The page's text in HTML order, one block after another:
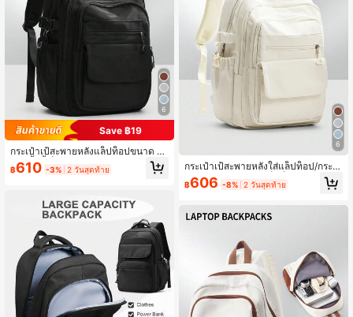
6
Save ฿19
กระเป๋าเป้สะพายหลังแล็ปท็อปขนาด 15
-17 นิ้วนี้เป็นแบบ ยูนิเซกส์ มีช่องซิปหล
ายช่อง น้ำหนักเบาและทนทาน เหมาะ
฿610 -3% 2 วันสุดท้าย
6
กระเป๋าเป้สะพายหลังใส่แล็ปท็อป/กระเป๋
าเป้คอมพิวเตอร์ ใส่แล็ปท็อปขนาด 15-
17 นิ้ว สำหรับทั้งผู้ชายและผู้หญิง มีช่อง
ทำให้เป็นตัวเลือกที่เหมาะสมสำหรับนักเ
รียน นักธุรกิจ และนักเดินทาง กันน้ำและ
หรับโอกาสต่างๆ เช่น นักศึกษาวิทยาลัย
และพนักงานออฟฟิศ กระเป๋าเป้สะพาย
หลังนี้มีช่องใส่แล็ปท็อปโดยเฉพาะ ทำใ
ห้เป็นตัวเลือกที่สมบูรณ์แบบสำหรับช่วง
เปิดเทอม วันแรกของการเปิดเรียน และ
นักเรียนมัธยมต้น/ปลาย
฿606 -8% 2 วันสุดท้าย